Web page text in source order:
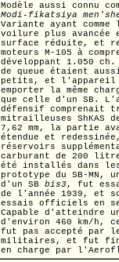
Modèle aussi connu
Modi-fikatsiya
Variante ayant
voilure plus avancée
surface réduite, et
moteurs M-105 à
développant 1.050 ch.
de queue étaient
petits, et l'appareil
emporter la même
que celle d'un SB.
défensif comprenait
mitrailleuses ShKAS
7,62 mm,
la partie
étendue et
réservoirs
carburant de 200
été installés dans
prototype du SB-MN,
d'un SB bis3,
fut
de l'année 1939, et
essais officiels en
Capable d'atteindre
d'environ 460 km/h,
fut pas accepté par
militaires, et fut
en charge par